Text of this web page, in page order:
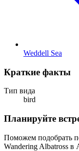
Weddell Sea
Краткие факты
Тип вида
bird
Планируйте
Поможем подобрать
Wandering Albatross в